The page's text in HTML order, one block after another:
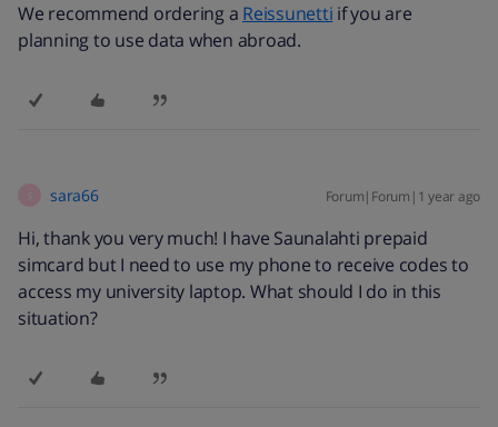
We recommend ordering a Reissunetti if you are
planning to use data when abroad.
sara66 Forum|Forum|1 year ago
Hi, thank you very much! I have Saunalahti prepaid
simcard but I need to use my phone to receive codes to
access my university laptop. What should I do in this
situation?